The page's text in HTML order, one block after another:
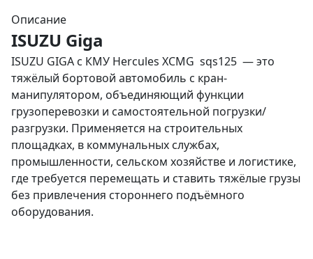
Описание
ISUZU Giga
ISUZU GIGA с КМУ Hercules XCMG sqs125 — это
тяжёлый бортовой автомобиль с кран-
манипулятором, объединяющий функции
грузоперевозки и самостоятельной погрузки/
разгрузки. Применяется на строительных
площадках, в коммунальных службах,
промышленности, сельском хозяйстве и логистике,
где требуется перемещать и ставить тяжёлые грузы
без привлечения стороннего подъёмного
оборудования.